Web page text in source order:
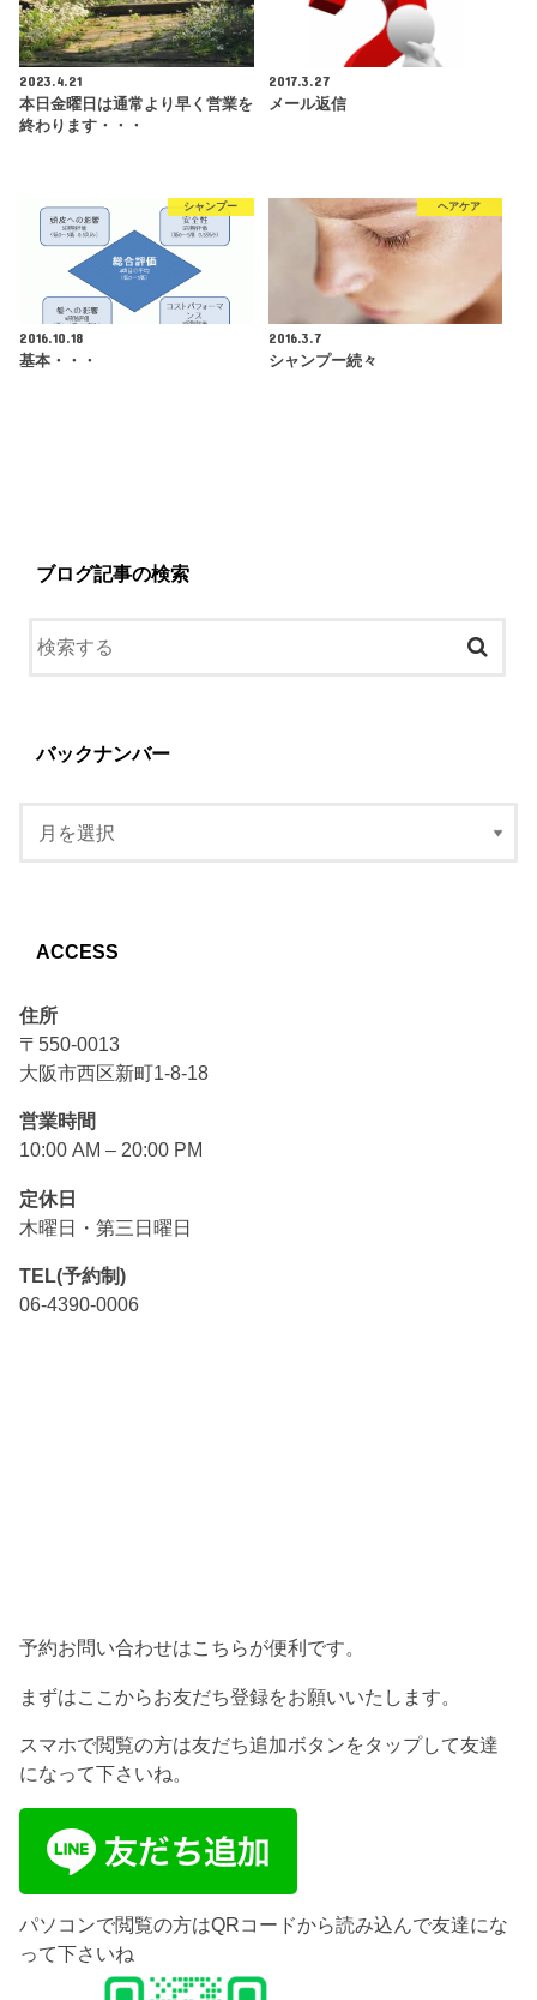
2023.4.21
本日金曜日は通常より早く営業を
終わります・・・
2017.3.27
メール返信
シャンプー
2016.10.18
基本・・・
ヘアケア
2016.3.7
シャンプー続々
ブログ記事の検索
バックナンバー
ACCESS
住所
〒550-0013
大阪市西区新町1-8-18
営業時間
10:00 AM – 20:00 PM
定休日
木曜日・第三日曜日
TEL(予約制)
06-4390-0006
予約お問い合わせはこちらが便利です。
まずはここからお友だち登録をお願いいたします。
スマホで閲覧の方は友だち追加ボタンをタップして友達
になって下さいね。
パソコンで閲覧の方はQRコードから読み込んで友達にな
って下さいね